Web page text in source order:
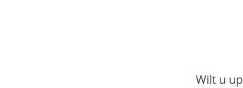
Wilt u